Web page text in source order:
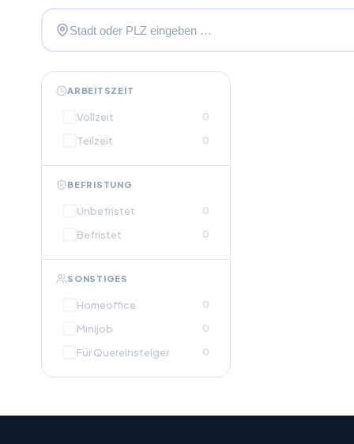
ARBEITSZEIT
Vollzeit 0
Teilzeit 0
BEFRISTUNG
Unbefristet 0
Befristet 0
SONSTIGES
Homeoffice 0
Minijob 0
Für Quereinsteiger 0